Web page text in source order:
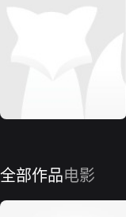
全部作品电影